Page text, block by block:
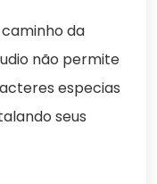
da
não permite
especias
seus